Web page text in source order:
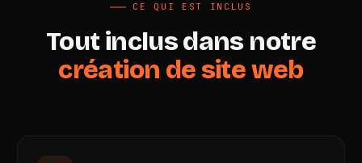
CE QUI EST INCLUS
Tout inclus dans notre
création de site web